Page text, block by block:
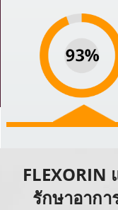
รักษาอาก